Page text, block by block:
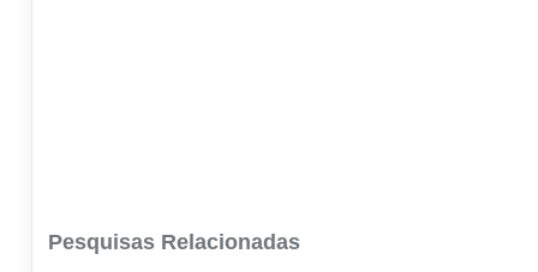
Pesquisas Relacionadas